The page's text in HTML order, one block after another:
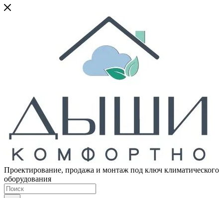
Проектирование, продажа и монтаж под ключ климатического
оборудования